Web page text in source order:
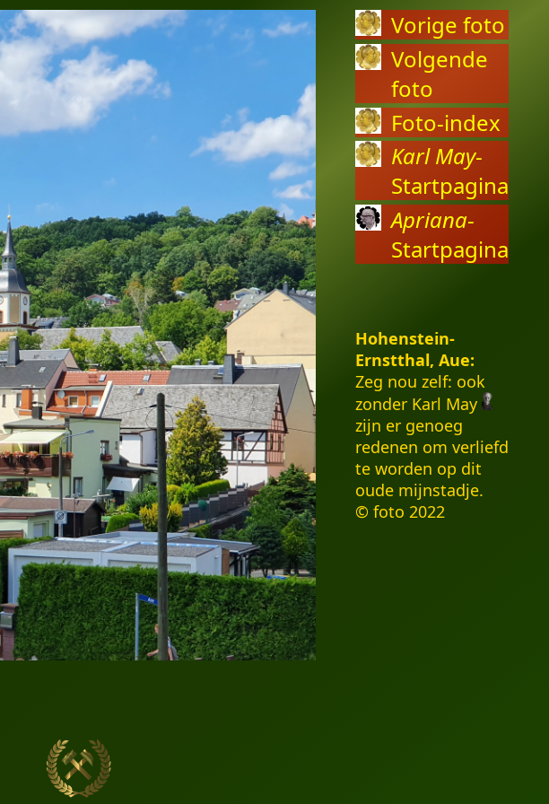
Vorige foto
Volgende
foto
Foto-index
Karl May-
Startpagina
Apriana-
Startpagina
Hohenstein-
Ernstthal, Aue:
Zeg nou zelf: ook
zonder Karl May
zijn er genoeg
redenen om verliefd
te worden op dit
oude mijnstadje.
© foto 2022